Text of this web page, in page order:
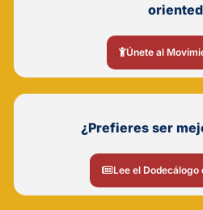
Únete al
¿Prefieres ser
Lee el Dodecálogo